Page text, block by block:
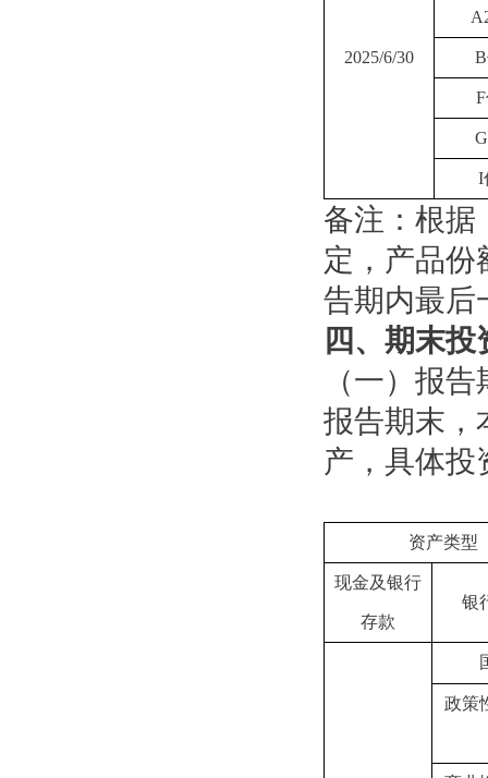
2025/6/30
I
备注：根据
定，产品份
告期内最后
四、期末
（一）报
报告期末，
产，具体投
资产类型
现金及银行
存款
银
政策